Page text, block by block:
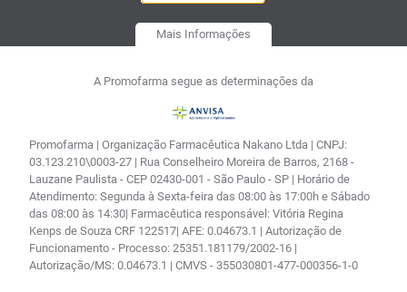
Mais Informações
A Promofarma segue as determinações da
Promofarma | Organização Farmacêutica Nakano Ltda | CNPJ:
03.123.210\0003-27 | Rua Conselheiro Moreira de Barros, 2168 -
Lauzane Paulista - CEP 02430-001 - São Paulo - SP | Horário de
Atendimento: Segunda à Sexta-feira das 08:00 às 17:00h e Sábado
das 08:00 às 14:30| Farmacêutica responsável: Vitória Regina
Kenps de Souza CRF 122517| AFE: 0.04673.1 | Autorização de
Funcionamento - Processo: 25351.181179/2002-16 |
Autorização/MS: 0.04673.1 | CMVS - 355030801-477-000356-1-0